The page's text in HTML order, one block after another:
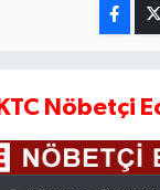
Nöbetçi